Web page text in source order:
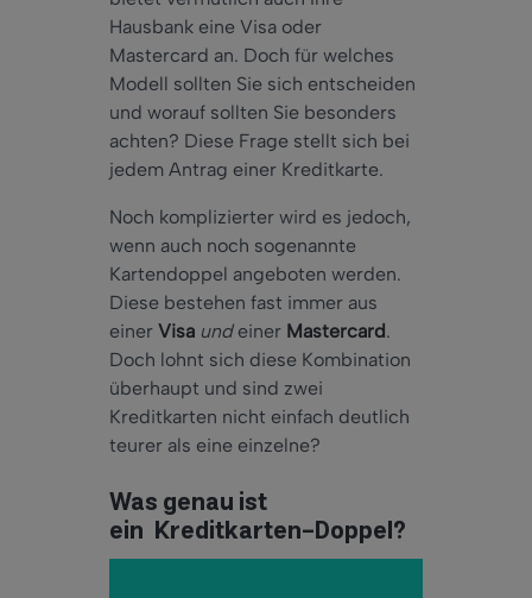
Hausbank eine Visa oder
Mastercard an. Doch für welches
Modell sollten Sie sich entscheiden
und worauf sollten Sie besonders
achten? Diese Frage stellt sich bei
jedem Antrag einer Kreditkarte.
Noch komplizierter wird es jedoch,
wenn auch noch sogenannte
Kartendoppel angeboten werden.
Diese bestehen fast immer aus
einer Visa undeiner Mastercard.
Doch lohnt sich diese Kombination
überhaupt und sind zwei
Kreditkarten nicht einfach deutlich
teurer als eine einzelne?
Was genau ist
ein Kreditkarten-Doppel?